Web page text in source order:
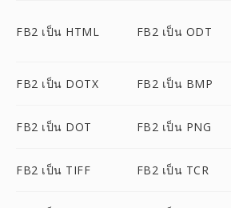
FB2 เป็น HTML FB2 เป็น ODT
FB2 เป็น DOTX FB2 เป็น BMP
FB2 เป็น DOT FB2 เป็น PNG
FB2 เป็น TIFF FB2 เป็น TCR